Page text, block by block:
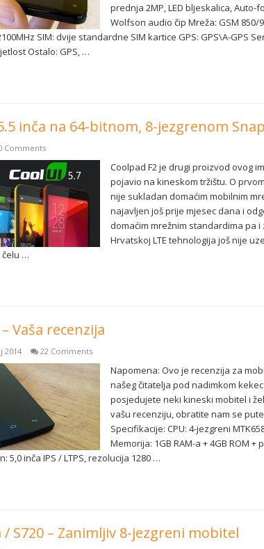
prednja 2MP, LED bljeskalica, Auto-
Wolfson audio čip Mreža: GSM 850/
SIM: dvije standardne SIM kartice GPS: GPS\A-GPS
Ostalo: GPS, …
inča na 64-bitnom, 8-jezgrenom
Comments
Coolpad F2 je drugi proizvod ovog
pojavio na kineskom tržištu. O
nije sukladan domaćim mobilnim
najavljen još prije mjesec dana i
domaćim mrežnim standardima pa i
Hrvatskoj LTE tehnologija još nije
čelu …
Vaša recenzija
2014 22 Comments
Napomena: Ovo je recenzija za
našeg čitatelja pod nadimkom
posjedujete neki kineski mobitel i
vašu recenziju, obratite nam se
Specifikacije: CPU: 4-jezgreni
Memorija: 1GB RAM-a + 4GB ROM +
5,0 inča IPS / LTPS, rezolucija 1280 …
/ S720 – Zanimljiv 8-jezgreni mobitel